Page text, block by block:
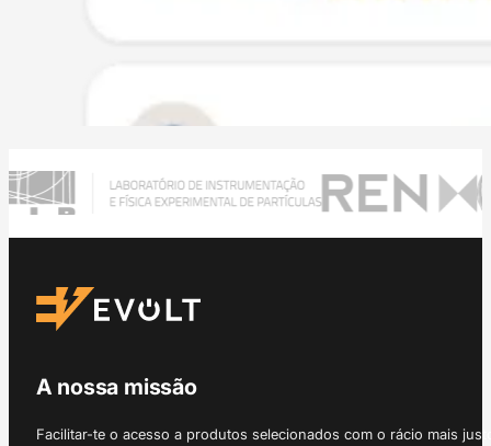
A nossa missão
Facilitar-te o acesso a produtos selecionados com o rácio mais